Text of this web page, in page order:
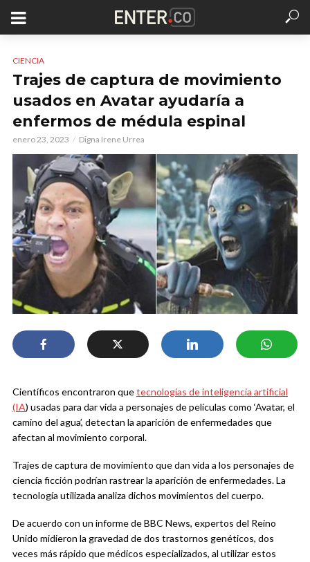
CIENCIA
Trajes de captura de movimiento
usados en Avatar ayudaría a
enfermos de médula espinal
enero 23, 2023 Digna Irene Urrea
Científicos encontraron quetecnologías de inteligencia artificial
(IA) usadas para dar vida a personajes de películas como ‘Avatar, el
camino del agua’, detectan la aparición de enfermedades que
afectan al movimiento corporal.
Trajes de captura de movimiento que dan vida a los personajes de
ciencia ficción podrían rastrear la aparición de enfermedades. La
tecnología utilizada analiza dichos movimientos del cuerpo.
De acuerdo con un informe de BBC News, expertos del Reino
Unido midieron la gravedad de dos trastornos genéticos, dos
veces más rápido que médicos especializados, al utilizar estos